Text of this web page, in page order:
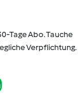
Tage Abo. Tauche
Verpflichtung.